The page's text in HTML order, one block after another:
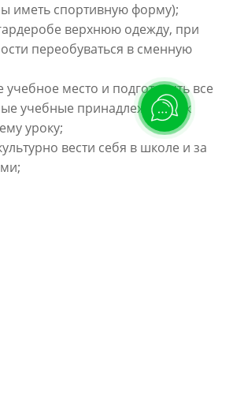
иметь спортивную форму);
верхнюю одежду, при
переобуваться в сменную
учебное место и подготовить все
учебные принадлежности к
уроку;
вести себя в школе и за